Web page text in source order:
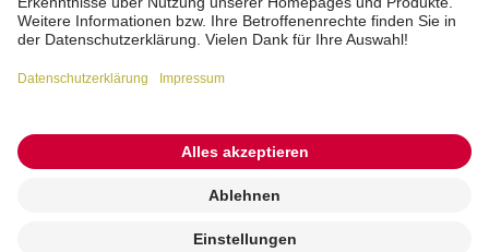
Barrierefreiheitserklärung
Vertrag widerrufen
© 2026 ROSENGARTEN-Tierbestattung